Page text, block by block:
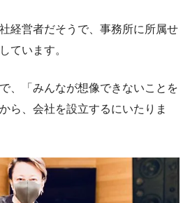
経営者だそうで、事務所に所属せ
ています。
、「みんなが想像できないことを
ら、会社を設立するにいたりま